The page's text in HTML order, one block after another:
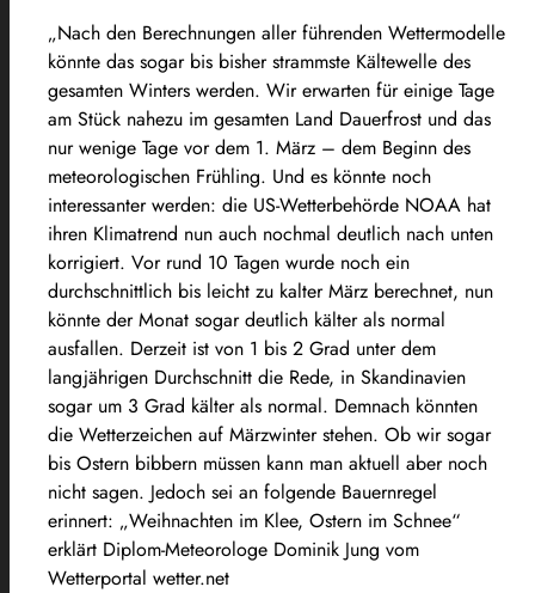
„Nach den Berechnungen aller führenden Wettermodelle
könnte das sogar bis bisher strammste Kältewelle des
gesamten Winters werden. Wir erwarten für einige Tage
am Stück nahezu im gesamten Land Dauerfrost und das
nur wenige Tage vor dem 1. März – dem Beginn des
meteorologischen Frühling. Und es könnte noch
interessanter werden: die US-Wetterbehörde NOAA hat
ihren Klimatrend nun auch nochmal deutlich nach unten
korrigiert. Vor rund 10 Tagen wurde noch ein
durchschnittlich bis leicht zu kalter März berechnet, nun
könnte der Monat sogar deutlich kälter als normal
ausfallen. Derzeit ist von 1 bis 2 Grad unter dem
langjährigen Durchschnitt die Rede, in Skandinavien
sogar um 3 Grad kälter als normal. Demnach könnten
die Wetterzeichen auf Märzwinter stehen. Ob wir sogar
bis Ostern bibbern müssen kann man aktuell aber noch
nicht sagen. Jedoch sei an folgende Bauernregel
erinnert: „Weihnachten im Klee, Ostern im Schnee“
erklärt Diplom-Meteorologe Dominik Jung vom
Wetterportal wetter.net